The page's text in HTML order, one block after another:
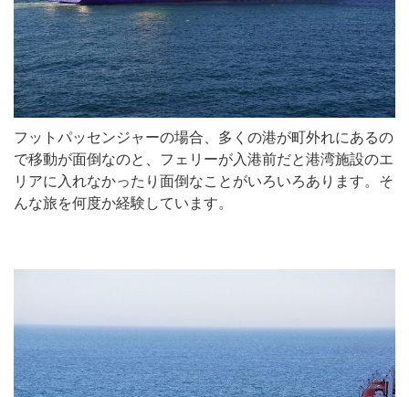
フットパッセンジャーの場合、多くの港が町外れにあるの
で移動が面倒なのと、フェリーが入港前だと港湾施設のエ
リアに入れなかったり面倒なことがいろいろあります。そ
んな旅を何度か経験しています。